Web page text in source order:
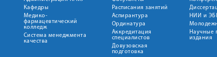
Кафедры
Медико-
фармацевтический
колледж
Система менеджмента
качества
Расписания занятий
Аспирантура
Ординатура
Аккредитация
специалистов
Довузовская
подготовка
НИИ и
Научные
издания